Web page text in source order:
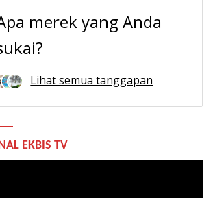
merek yang Anda
Lihat semua tanggapan
EKBIS TV